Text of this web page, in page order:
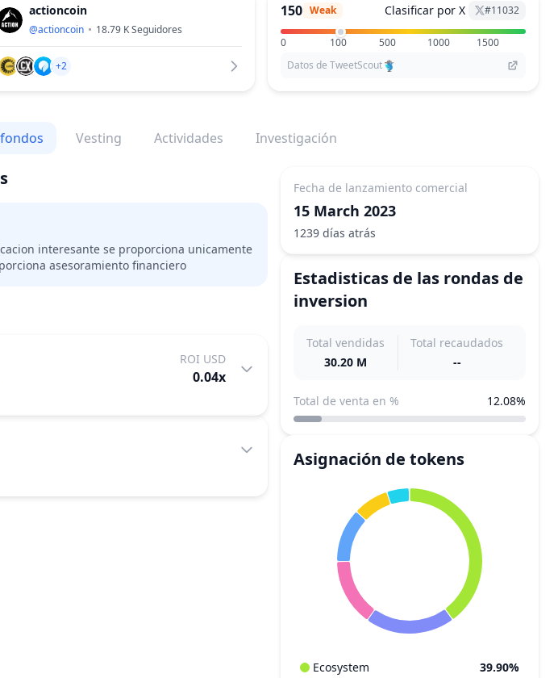
actioncoin
@actioncoin 18.79 KSeguidores
+2
150 Weak Clasificar por X #11032
0 100 500 1000
1500
Datos de TweetScout
Vesting Actividades Investigación
interesante se proporciona unicamente
asesoramiento financiero
ROI USD
0.04x
Fecha de lanzamiento comercial
15 March 2023
1239 días atrás
Estadisticas de las rondas de
inversion
Total vendidas
30.20 M
Total recaudados
--
Total de venta en % 12.08%
Asignación de tokens
Ecosystem 39.90%